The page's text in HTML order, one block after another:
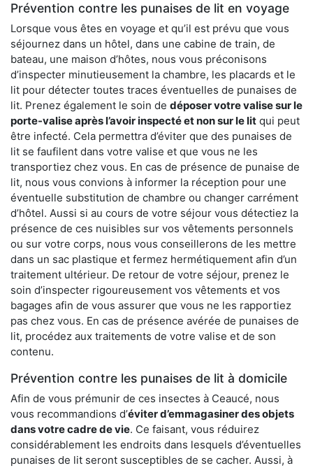
Prévention contre les punaises de lit en voyage
Lorsque vous êtes en voyage et qu’il est prévu que vous
séjournez dans un hôtel, dans une cabine de train, de
bateau, une maison d’hôtes, nous vous préconisons
d’inspecter minutieusement la chambre, les placards et le
lit pour détecter toutes traces éventuelles de punaises de
lit. Prenez également le soin de déposer votre valise sur le
porte-valise après l’avoir inspecté et non sur le lit qui peut
être infecté. Cela permettra d’éviter que des punaises de
lit se faufilent dans votre valise et que vous ne les
transportiez chez vous. En cas de présence de punaise de
lit, nous vous convions à informer la réception pour une
éventuelle substitution de chambre ou changer carrément
d’hôtel. Aussi si au cours de votre séjour vous détectiez la
présence de ces nuisibles sur vos vêtements personnels
ou sur votre corps, nous vous conseillerons de les mettre
dans un sac plastique et fermez hermétiquement afin d’un
traitement ultérieur. De retour de votre séjour, prenez le
soin d’inspecter rigoureusement vos vêtements et vos
bagages afin de vous assurer que vous ne les rapportiez
pas chez vous. En cas de présence avérée de punaises de
lit, procédez aux traitements de votre valise et de son
contenu.
Prévention contre les punaises de lit à domicile
Afin de vous prémunir de ces insectes à Ceaucé, nous
vous recommandions d’éviter d’emmagasiner des objets
dans votre cadre de vie. Ce faisant, vous réduirez
considérablement les endroits dans lesquels d’éventuelles
punaises de lit seront susceptibles de se cacher. Aussi, à